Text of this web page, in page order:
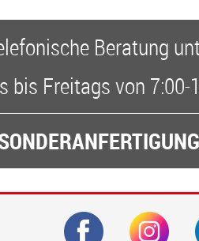
Beratung
bis Freitagsvon 7:00-